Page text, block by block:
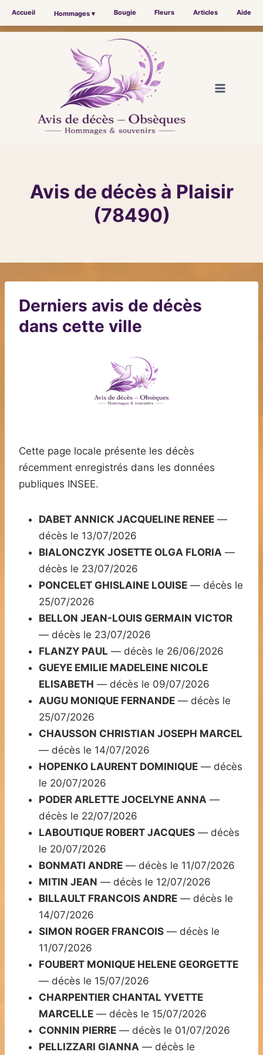
Accueil Hommages ▾ Bougie Fleurs Articles Aide
Avis de décès à Plaisir
(78490)
Derniers avis de décès
dans cette ville
Cette page locale présente les décès
récemment enregistrés dans les données
publiques INSEE.
DABET ANNICK JACQUELINE RENEE —
décès le 13/07/2026
BIALONCZYK JOSETTE OLGA FLORIA —
décès le 23/07/2026
PONCELET GHISLAINE LOUISE — décès le
25/07/2026
BELLON JEAN-LOUIS GERMAIN VICTOR
— décès le 23/07/2026
FLANZY PAUL — décès le 26/06/2026
GUEYE EMILIE MADELEINE NICOLE
ELISABETH — décès le 09/07/2026
AUGU MONIQUE FERNANDE — décès le
25/07/2026
CHAUSSON CHRISTIAN JOSEPH MARCEL
— décès le 14/07/2026
HOPENKO LAURENT DOMINIQUE — décès
le 20/07/2026
PODER ARLETTE JOCELYNE ANNA —
décès le 22/07/2026
LABOUTIQUE ROBERT JACQUES — décès
le 20/07/2026
BONMATI ANDRE — décès le 11/07/2026
MITIN JEAN — décès le 12/07/2026
BILLAULT FRANCOIS ANDRE — décès le
14/07/2026
SIMON ROGER FRANCOIS — décès le
11/07/2026
FOUBERT MONIQUE HELENE GEORGETTE
— décès le 15/07/2026
CHARPENTIER CHANTAL YVETTE
MARCELLE — décès le 15/07/2026
CONNIN PIERRE — décès le 01/07/2026
PELLIZZARI GIANNA — décès le